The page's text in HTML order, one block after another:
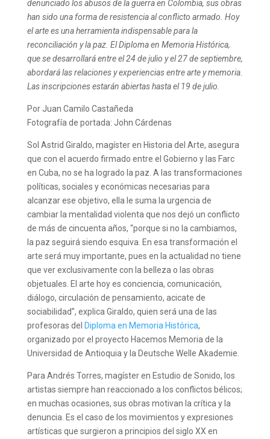
denunciado los abusos de la guerra en Colombia, sus obras
han sido una forma de resistencia al conflicto armado. Hoy
el arte es una herramienta indispensable para la
reconciliación y la paz. El Diploma en Memoria Histórica,
que se desarrollará entre el 24 de julio y el 27 de septiembre,
abordará las relaciones y experiencias entre arte y memoria.
Las inscripciones estarán abiertas hasta el 19 de julio.
Por Juan Camilo Castañeda
Fotografía de portada: John Cárdenas
Sol Astrid Giraldo, magíster en Historia del Arte, asegura
que con el acuerdo firmado entre el Gobierno y las Farc
en Cuba, no se ha logrado la paz. A las transformaciones
políticas, sociales y económicas necesarias para
alcanzar ese objetivo, ella le suma la urgencia de
cambiar la mentalidad violenta que nos dejó un conflicto
de más de cincuenta años, “porque si no la cambiamos,
la paz seguirá siendo esquiva. En esa transformación el
arte será muy importante, pues en la actualidad no tiene
que ver exclusivamente con la belleza o las obras
objetuales. El arte hoy es conciencia, comunicación,
diálogo, circulación de pensamiento, acicate de
sociabilidad”, explica Giraldo, quien será una de las
profesoras del Diploma en Memoria Histórica,
organizado por el proyecto Hacemos Memoria de la
Universidad de Antioquia y la Deutsche Welle Akademie.
Para Andrés Torres, magíster en Estudio de Sonido, los
artistas siempre han reaccionado a los conflictos bélicos;
en muchas ocasiones, sus obras motivan la crítica y la
denuncia. Es el caso de los movimientos y expresiones
artísticas que surgieron a principios del siglo XX en